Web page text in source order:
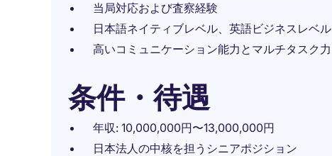
当局対応および査察経験
日本語ネイティブレベル、英語ビジネスレベル
高いコミュニケーション能力とマルチタスク力
条件・待遇
年収: 10,000,000円〜13,000,000円
日本法人の中核を担うシニアポジション